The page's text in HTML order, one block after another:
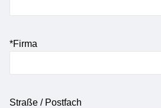
*Firma
Straße / Postfach